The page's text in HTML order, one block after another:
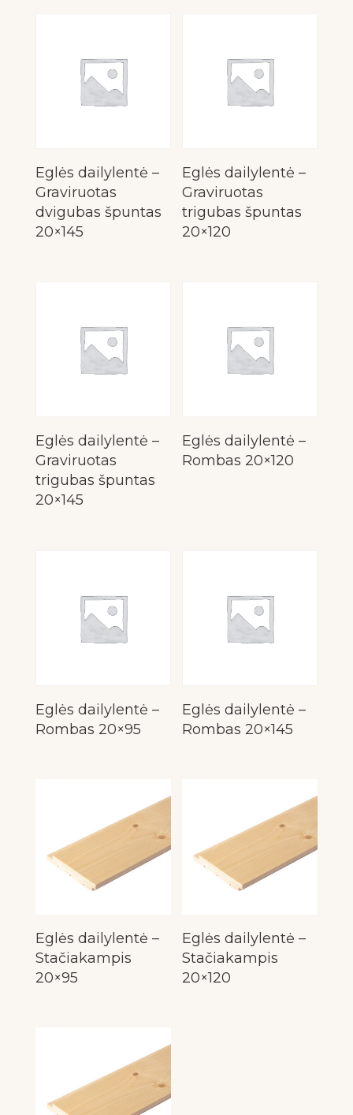
Eglės dailylentė –
Graviruotas
dvigubas špuntas
20×145
Eglės dailylentė –
Graviruotas
trigubas špuntas
20×120
Eglės dailylentė –
Graviruotas
trigubas špuntas
20×145
Eglės dailylentė –
Rombas 20×120
Eglės dailylentė –
Rombas 20×95
Eglės dailylentė –
Rombas 20×145
Eglės dailylentė –
Stačiakampis
20×95
Eglės dailylentė –
Stačiakampis
20×120